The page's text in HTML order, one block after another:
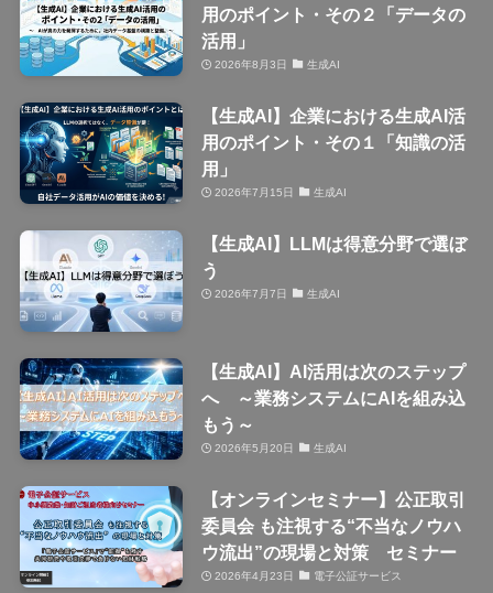
用のポイント・その２「データの
活用」
2026年8月3日 生成AI
【生成AI】企業における生成AI活
用のポイント・その１「知識の活
用」
2026年7月15日 生成AI
【生成AI】LLMは得意分野で選ぼ
う
2026年7月7日 生成AI
【生成AI】AI活用は次のステップ
へ ～業務システムにAIを組み込
もう～
2026年5月20日 生成AI
【オンラインセミナー】公正取引
委員会 も注視する“不当なノウハ
ウ流出”の現場と対策 セミナー
2026年4月23日 電子公証サービス